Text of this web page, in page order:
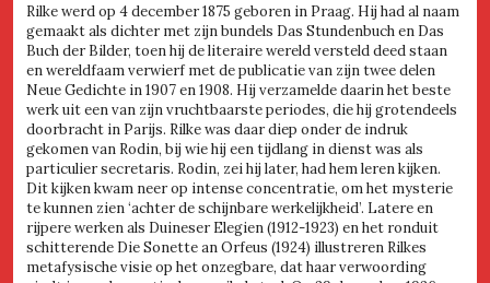
Rilke werd op 4 december 1875 geboren in Praag. Hij had al naam
gemaakt als dichter met zijn bundels Das Stundenbuch en Das
Buch der Bilder, toen hij de literaire wereld versteld deed staan
en wereldfaam verwierf met de publicatie van zijn twee delen
Neue Gedichte in 1907 en 1908. Hij verzamelde daarin het beste
werk uit een van zijn vruchtbaarste periodes, die hij grotendeels
doorbracht in Parijs. Rilke was daar diep onder de indruk
gekomen van Rodin, bij wie hij een tijdlang in dienst was als
particulier secretaris. Rodin, zei hij later, had hem leren kijken.
Dit kijken kwam neer op intense concentratie, om het mysterie
te kunnen zien ‘achter de schijnbare werkelijkheid’. Latere en
rijpere werken als Duineser Elegien (1912-1923) en het ronduit
schitterende Die Sonette an Orfeus (1924) illustreren Rilkes
metafysische visie op het onzegbare, dat haar verwoording